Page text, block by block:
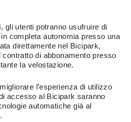
gli utenti potranno usufruire di
completa autonomia presso una
direttamente nel Bicipark,
di abbonamento presso
la velostazione.
l’esperienza di utilizzo
accesso al Bicipark saranno
automatiche già al